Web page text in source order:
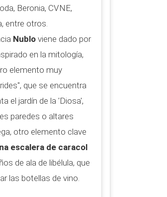
Beronia, CVNE,
entre otros.
Nublo viene dado por
en la mitología,
elemento muy
que se encuentra
el jardín de la 'Diosa',
paredes o altares
otro elemento clave
escalera de caracol
de ala de libélula, que
las botellas de vino.